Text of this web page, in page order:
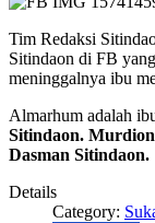
Tim Redaksi
Sitindaon di FB
meninggalnya ibu
Almarhum adalah
Sitindaon.
Dasman Sitindaon.
Details
Category: